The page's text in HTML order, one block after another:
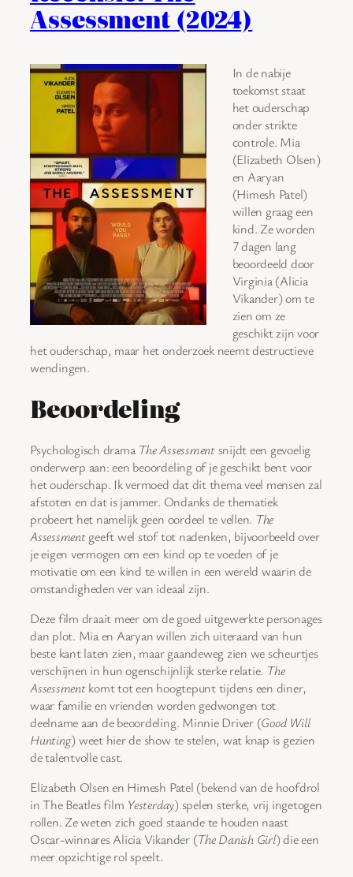
Assessment (2024)
In de nabije
toekomst staat
het ouderschap
onder strikte
controle. Mia
(Elizabeth Olsen)
en Aaryan
(Himesh Patel)
willen graag een
kind. Ze worden
7 dagen lang
beoordeeld door
Virginia (Alicia
Vikander) om te
zien om ze
geschikt zijn voor
het ouderschap, maar het onderzoek neemt destructieve
wendingen.
Beoordeling
Psychologisch drama The Assessmentsnijdt een gevoelig
onderwerp aan: een beoordeling of je geschikt bent voor
het ouderschap. Ik vermoed dat dit thema veel mensen zal
afstoten en dat is jammer. Ondanks de thematiek
probeert het namelijk geen oordeel te vellen. The
Assessmentgeeft wel stof tot nadenken, bijvoorbeeld over
je eigen vermogen om een kind op te voeden of je
motivatie om een kind te willen in een wereld waarin de
omstandigheden ver van ideaal zijn.
Deze film draait meer om de goed uitgewerkte personages
dan plot. Mia en Aaryan willen zich uiteraard van hun
beste kant laten zien, maar gaandeweg zien we scheurtjes
verschijnen in hun ogenschijnlijk sterke relatie. The
Assessmentkomt tot een hoogtepunt tijdens een diner,
waar familie en vrienden worden gedwongen tot
deelname aan de beoordeling. Minnie Driver (Good Will
Hunting) weet hier de show te stelen, wat knap is gezien
de talentvolle cast.
Elizabeth Olsen en Himesh Patel (bekend van de hoofdrol
in The Beatles film Yesterday) spelen sterke, vrij ingetogen
rollen. Ze weten zich goed staande te houden naast
Oscar-winnares Alicia Vikander (The Danish Girl) die een
meer opzichtige rol speelt.